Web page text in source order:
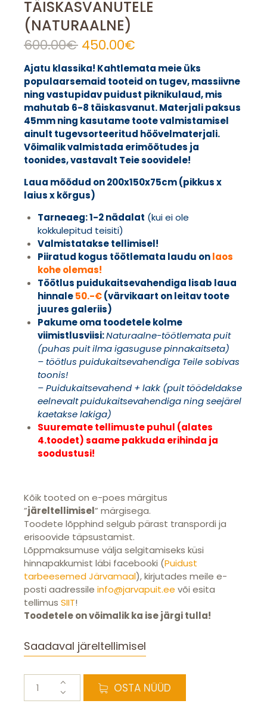
TÄISKASVANUTELE
(NATURAALNE)
600.00€ Algne
oli:
600.00€.
450.00€
on:
450.00€.
Ajatu klassika! Kahtlemata meie üks
populaarsemaid tooteid on tugev, massiivne
ning vastupidav puidust piknikulaud, mis
mahutab 6-8 täiskasvanut. Materjali paksus
45mm ning kasutame toote valmistamisel
ainult tugevsorteeritud höövelmaterjali.
Võimalik valmistada erimõõtudes ja
toonides, vastavalt Teie soovidele!
Laua mõõdud on 200x150x75cm (pikkus x
laius x kõrgus)
Tarneaeg: 1-2 nädalat (kui ei ole
kokkulepitud teisiti)
Valmistatakse tellimisel!
Piiratud kogus töötlemata laudu onlaos
kohe olemas!
Töötlus puidukaitsevahendiga lisab laua
hinnale50.-€(värvikaart on leitav toote
juures galeriis)
Pakume oma toodetele kolme
viimistlusviisi:Naturaalne-töötlemata puit
(puhas puit ilma igasuguse pinnakaitseta)
– töötlus puidukaitsevahendiga Teile sobivas
toonis!
– Puidukaitsevahend + lakk (puit töödeldakse
eelnevalt puidukaitsevahendiga ning seejärel
kaetakse lakiga)
Suuremate tellimuste puhul (alates
4.toodet) saame pakkuda erihinda ja
soodustusi!
Kõik tooted on e-poes märgitus
”järeltellimisel” märgisega.
Toodete lõpphind selgub pärast transpordi ja
erisoovide täpsustamist.
Lõppmaksumuse välja selgitamiseks küsi
hinnapakkumist läbi facebooki (Puidust
tarbeesemed Järvamaal), kirjutades meile e-
posti aadressile info@jarvapuit.ee või esita
tellimus SIIT!
Toodetele on võimalik ka ise järgi tulla!
Saadaval järeltellimisel
Piknikulaud
täiskasvanutele
OSTA NÜÜD